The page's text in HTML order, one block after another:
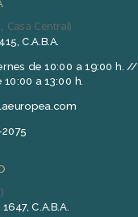
Casa Central)
C.A.B.A.
de 10:00 a 19:00 h. //
a 13:00 h.
C.A.B.A.